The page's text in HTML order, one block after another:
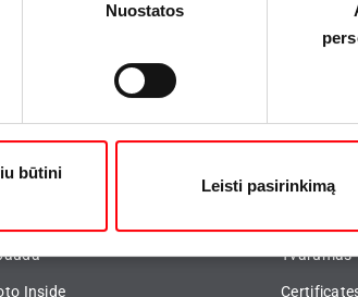
Nuostatos
būtini
Leisti pasirinkimą
Inside
Tvarumas